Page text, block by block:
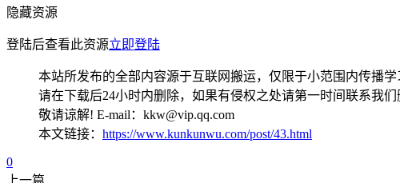
隐藏资源
登陆后查看此资源立即登陆
本站所发布的全部内容源于互联网搬运，仅限于小范围内传播学
请在下载后24小时内删除，如果有侵权之处请第一时间联系我们
敬请谅解! E-mail：kkw@vip.qq.com
本文链接： https://www.kunkunwu.com/post/43.html
0
上一篇